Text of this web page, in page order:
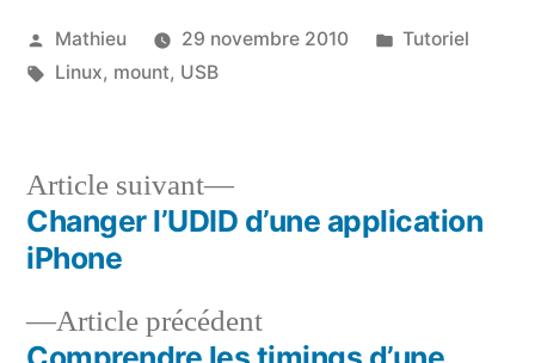
Publié
par
Mathieu 29 novembre 2010
Publié
Tutoriel
Étiquettes :
Linux, mount, USB
Navigation
Article précédentArticle
Article suivant
Article
suivant :
Changer l’UDID d’une application
iPhone